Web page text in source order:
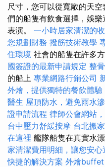
尺寸，您可以從寬敞的天
們的船隻有飲食選擇，娛
表演。 一小時居家清潔的
您規劃財務 撥筋技術教學
住環境 社會的船隻在許多
國簽證的最新申請規定 整
的船上 專業網路行銷公司
外燴，提供獨特的餐飲體驗
醫生 屋頂防水，避免雨水
證申請流程 律師公會網站
台中壓力舒緩按摩 台北搬
在這裡 艦隊船隻在真實水
家清潔費用明細，讓您安心
快捷的解決方案 外燴buffet